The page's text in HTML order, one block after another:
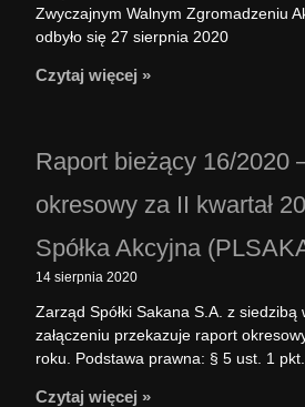
Zwyczajnym Walnym Zgromadzeniu
odbyło się 27 sierpnia 2020
Czytaj więcej »
Raport bieżący 16/2020
okresowy za II kwartał
Spółka Akcyjna
14 sierpnia 2020
Zarząd Spółki Sakana S.A. z siedzibą
załączeniu przekazuje raport
roku. Podstawa prawna: § 5 ust. 1 pkt.
Czytaj więcej »